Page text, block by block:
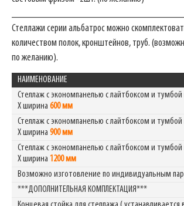
Стеллажи серии альбатрос можно
количеством полок, кронштейнов, труб.
по желанию).
НАИМЕНОВАНИЕ
Стеллаж с экономпанелью с лайтбоксом и тумбой
Х ширина 600 мм
Стеллаж с экономпанелью с лайтбоксом и тумбой
Х ширина 900 мм
Стеллаж с экономпанелью с лайтбоксом и тумбой
Х ширина 1200 мм
Возможно изготовление по индивидуальным
***ДОПОЛНИТЕЛЬНАЯ КОМПЛЕКТАЦИЯ***